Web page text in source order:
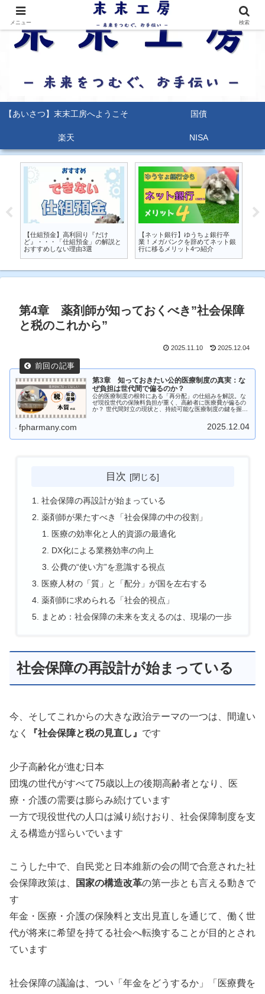
【あいさつ】末末工房へようこそ 国債
楽天 NISA
【仕組預金】高利回り『だけ
ど』・・・「仕組預金」の解説と
おすすめしない理由3選
【ネット銀行】ゆうちょ銀行卒
業！メガバンクを辞めてネット銀
行に移るメリット4つ紹介
第4章 薬剤師が知っておくべき”社会保障
と税のこれから”
2025.11.10 2025.12.04
第3章 知っておきたい公的医療制度の真実：な
ぜ負担は世代間で偏るのか？
公的医療制度の根幹にある「再分配」の仕組みを解説。な
ぜ現役世代の保険料負担が重く、高齢者に医療費が偏るの
か？ 世代間対立の現状と、持続可能な医療制度の鍵を握る
fpharmany.com 2025.12.04
目次
社会保障の再設計が始まっている
薬剤師が果たすべき「社会保障の中の役割」
医療の効率化と人的資源の最適化
DX化による業務効率の向上
公費の“使い方”を意識する視点
医療人材の「質」と「配分」が国を左右する
薬剤師に求められる「社会的視点」
まとめ：社会保障の未来を支えるのは、現場の一歩
社会保障の再設計が始まっている
今、そしてこれからの大きな政治テーマの一つは、間違い
なく
『社会保障と税の見直し』 です
少子高齢化が進む日本
団塊の世代がすべて75歳以上の後期高齢者となり、医
療・介護の需要は膨らみ続けています
一方で現役世代の人口は減り続けおり、社会保障制度を支
える構造が揺らいでいます
こうした中で、自民党と日本維新の会の間で合意された社
会保障政策は、
国家の構造改革の第一歩とも言える動きで
す
年金・医療・介護の保険料と支出見直しを通じて、働く世
代が将来に希望を持てる社会へ転換することが目的とされ
ています
社会保障の議論は、つい「年金をどうするか」「医療費を
メニュー 検索